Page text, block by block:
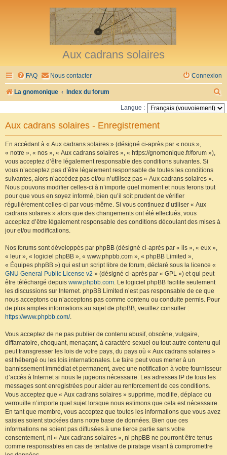
Aux cadrans solaires
FAQ Nous contacter Connexion
La gnomonique Index du forum
e
Langue :
Aux cadrans solaires - Enregistrement
En accédant à « Aux cadrans solaires » (désigné ci-après par « nous »,
« notre », « nos », « Aux cadrans solaires », « https://gnomonique.fr/forum »),
vous acceptez d’être légalement responsable des conditions suivantes. Si
vous n’acceptez pas d’être légalement responsable de toutes les conditions
suivantes, alors n’accédez pas et/ou n’utilisez pas « Aux cadrans solaires ».
Nous pouvons modifier celles-ci à n’importe quel moment et nous ferons tout
pour que vous en soyez informé, bien qu’il soit prudent de vérifier
régulièrement celles-ci par vous-même. Si vous continuez d’utiliser « Aux
cadrans solaires » alors que des changements ont été effectués, vous
acceptez d’être légalement responsable des conditions découlant des mises à
jour et/ou modifications.
Nos forums sont développés par phpBB (désigné ci-après par « ils », « eux »,
« leur », « logiciel phpBB », « www.phpbb.com », « phpBB Limited »,
« Équipes phpBB ») qui est un script libre de forum, déclaré sous la licence «
GNU General Public License v2 » (désigné ci-après par « GPL ») et qui peut
être téléchargé depuis www.phpbb.com. Le logiciel phpBB facilite seulement
les discussions sur Internet. phpBB Limited n’est pas responsable de ce que
nous acceptons ou n’acceptons pas comme contenu ou conduite permis. Pour
de plus amples informations au sujet de phpBB, veuillez consulter :
https://www.phpbb.com/.
Vous acceptez de ne pas publier de contenu abusif, obscène, vulgaire,
diffamatoire, choquant, menaçant, à caractère sexuel ou tout autre contenu qui
peut transgresser les lois de votre pays, du pays où « Aux cadrans solaires »
est hébergé ou les lois internationales. Le faire peut vous mener à un
bannissement immédiat et permanent, avec une notification à votre fournisseur
d’accès à Internet si nous le jugeons nécessaire. Les adresses IP de tous les
messages sont enregistrées pour aider au renforcement de ces conditions.
Vous acceptez que « Aux cadrans solaires » supprime, modifie, déplace ou
verrouille n’importe quel sujet lorsque nous estimons que cela est nécessaire.
En tant que membre, vous acceptez que toutes les informations que vous avez
saisies soient stockées dans notre base de données. Bien que ces
informations ne soient pas diffusées à une tierce partie sans votre
consentement, ni « Aux cadrans solaires », ni phpBB ne pourront être tenus
comme responsables en cas de tentative de piratage visant à compromettre